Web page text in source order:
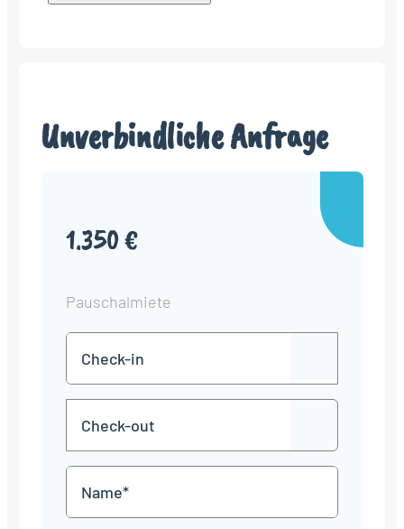
Unverbindliche Anfrage
1.350 €
Pauschalmiete
in
TT
Punkt
MM
JJJJ
TT
Punkt
MM
JJJJ